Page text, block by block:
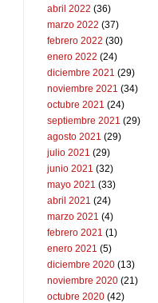
abril 2022 (36)
marzo 2022 (37)
febrero 2022 (30)
enero 2022 (24)
diciembre 2021 (29)
noviembre 2021 (34)
octubre 2021 (24)
septiembre 2021 (29)
agosto 2021 (29)
julio 2021 (29)
junio 2021 (32)
mayo 2021 (33)
abril 2021 (24)
marzo 2021 (4)
febrero 2021 (1)
enero 2021 (5)
diciembre 2020 (13)
noviembre 2020 (21)
octubre 2020 (42)